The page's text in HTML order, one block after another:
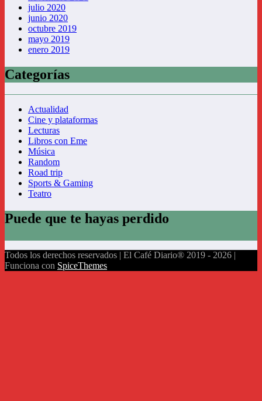
julio 2020
junio 2020
octubre 2019
mayo 2019
enero 2019
Categorías
Actualidad
Cine y plataformas
Lecturas
Libros con Eme
Música
Random
Road trip
Sports & Gaming
Teatro
Puede que te hayas perdido
Todos los derechos reservados | El Café Diario® 2019 - 2026 |
Funciona con SpiceThemes